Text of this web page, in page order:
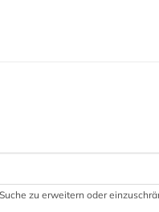
zu erweitern oder